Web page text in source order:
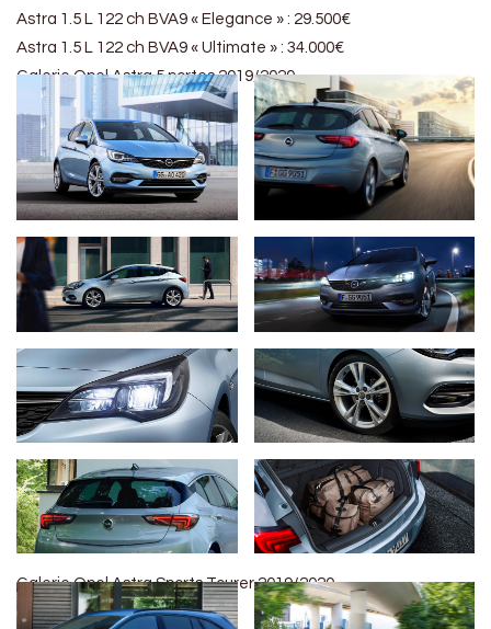
Astra 1.5 L 122 ch BVA9 « Elegance » : 29.500€
Astra 1.5 L 122 ch BVA9 « Ultimate » : 34.000€
Galerie Opel Astra 5 portes 2019/2020
Galerie Opel Astra Sports Tourer 2019/2020